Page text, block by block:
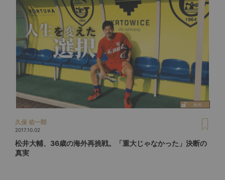
久保 佑一郎
2017.10.02
松井大輔、36歳の海外再挑戦。「重大じゃなかった」決断の
真実